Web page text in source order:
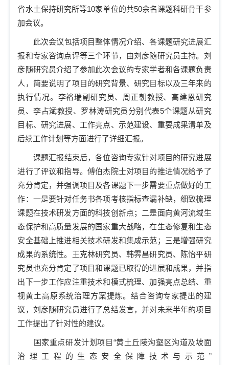
省水土保持研究所等10家单位的共50余名课题科研骨干参
加会议。
此次会议包括项目整体情况介绍、各课题研究进展汇
报和专家咨询点评等三个环节，由刘彦随研究员主持。刘
彦随研究员介绍了参加此次会议的专家学者和各课题负责
人，简要说明了项目的研究背景、研究目标以及三年来的
执行情况。李裕瑞副研究员、周正朝教授、高建恩研究
员、李占斌教授、罗林涛研究员分别代表5个课题从研究
目标、研究进展、工作亮点、示范建设、重要成果清单及
后续工作计划等方面进行了详细汇报。
课题汇报结束后，各位咨询专家针对项目的研究进展
进行了评议和指导。傅伯杰院士对项目的推进情况给予了
充分肯定，并强调项目及各课题下一步需要重点做好的工
作：一是要针对任务书各项考核指标查漏补缺，细致梳理
课题在技术研发方面的科技创新点；二是面向黄河流域生
态保护和高质量发展的国家重大战略，在生态修复和生态
安全基础上推进相关技术研发和集成示范；三是增强研究
成果的系统性。王克林研究员、韩霁昌研究员、陈怡平研
究员也充分肯定了项目和课题已取得的进展和成果，并指
出下一步工作应注重技术和模式梳理、加强亮点总结、重
视黄土高原系统治理方案提炼。结合咨询专家提出的建
议，刘彦随研究员进行了总结发言，并对未来半年的项目
工作提出了针对性的建议。
国家重点研发计划项目“黄土丘陵沟壑区沟道及坡面
治理工程的生态安全保障技术与示范”